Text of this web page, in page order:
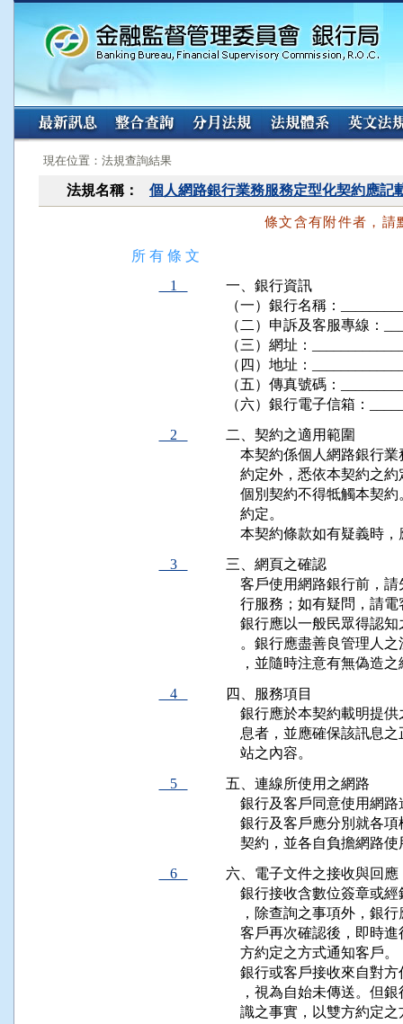
:::
現在位置：法規查詢結果
法規名稱： 個人網路銀行業務服務定型化契約應記
條文含有附件者，請
所 有 條 文
1
一、銀行資訊
（一）銀行名稱：
（二）申訴及客服專線：
（三）網址：
（四）地址：
（五）傳真號碼：
（六）銀行電子信箱：
2
二、契約之適用範圍
本契約係個人網路銀行
約定外，悉依本契約之
個別契約不得牴觸本契
    約定。
本契約條款如有疑義時
3
三、網頁之確認
客戶使用網路銀行前，
行服務；如有疑問，請
銀行應以一般民眾得認
。銀行應盡善良管理人
，並隨時注意有無偽造
4
四、服務項目
銀行應於本契約載明提
息者，並應確保該訊息
    站之內容。
5
五、連線所使用之網路
銀行及客戶同意使用網
銀行及客戶應分別就各
契約，並各自負擔網路
6
六、電子文件之接收與回應
銀行接收含數位簽章或
，除查詢之事項外，銀
客戶再次確認後，即時
    方約定之方式通知客戶。
銀行或客戶接收來自對
，視為自始未傳送。但
識之事實，以雙方約定